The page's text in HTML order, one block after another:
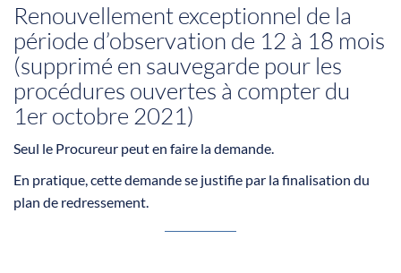
Renouvellement exceptionnel de la
période d’observation de 12 à 18 mois
(supprimé en sauvegarde pour les
procédures ouvertes à compter du
1er octobre 2021)
Seul le Procureur peut en faire la demande.
En pratique, cette demande se justifie par la finalisation du
plan de redressement.